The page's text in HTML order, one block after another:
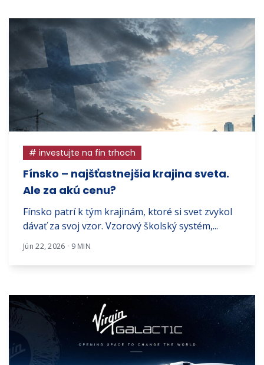
# investujte na fin trhoch
Fínsko – najšťastnejšia krajina sveta.
Ale za akú cenu?
Fínsko patrí k tým krajinám, ktoré si svet zvykol
dávať za svoj vzor. Vzorový školský systém,...
Jún 22, 2026 · 9 MIN